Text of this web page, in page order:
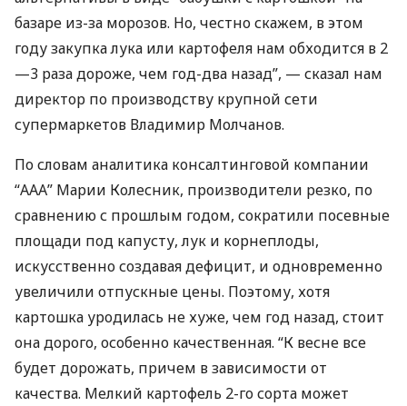
базаре из-за морозов. Но, честно скажем, в этом
году закупка лука или картофеля нам обходится в 2
—3 раза дороже, чем год-два назад”, — сказал нам
директор по производству крупной сети
супермаркетов Владимир Молчанов.
По словам аналитика консалтинговой компании
“ААА” Марии Колесник, производители резко, по
сравнению с прошлым годом, сократили посевные
площади под капусту, лук и корнеплоды,
искусственно создавая дефицит, и одновременно
увеличили отпускные цены. Поэтому, хотя
картошка уродилась не хуже, чем год назад, стоит
она дорого, особенно качественная. “К весне все
будет дорожать, причем в зависимости от
качества. Мелкий картофель 2-го сорта может